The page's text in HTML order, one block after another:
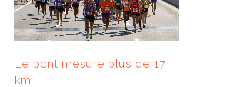
Le pont mesure plus de 17
km